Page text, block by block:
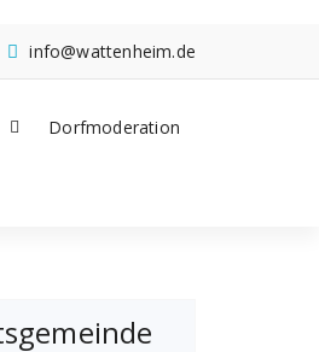
info@wattenheim.de
Dorfmoderation